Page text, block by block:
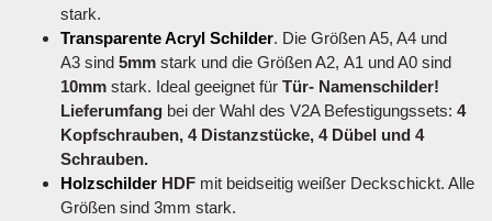
stark.
Transparente Acryl Schilder. Die Größen A5, A4 und
A3 sind 5mm stark und die Größen A2, A1 und A0 sind
10mm stark. Ideal geeignet für Tür- Namenschilder!
Lieferumfang bei der Wahl des V2A Befestigungssets: 4
Kopfschrauben, 4 Distanzstücke, 4 Dübel und 4
Schrauben.
Holzschilder HDF mit beidseitig weißer Deckschickt. Alle
Größen sind 3mm stark.